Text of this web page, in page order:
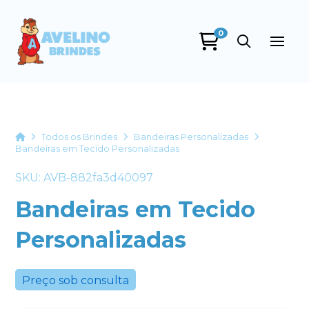
0
HomeTodos os Brindes
Bandeiras Personalizadas
Bandeiras em Tecido Personalizadas
SKU: AVB-882fa3d40097
Bandeiras em Tecido
Personalizadas
Preço sob consulta
+55